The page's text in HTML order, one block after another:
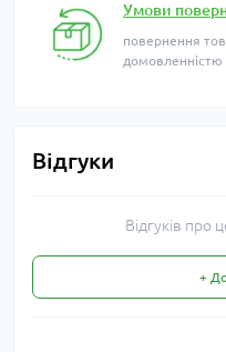
Умови
повернення
домовленністю
Відгуки
Відгуків про
+